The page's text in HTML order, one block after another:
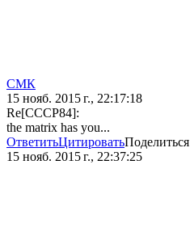
СМК
15 нояб. 2015 г., 22:17:18
Re[CCCP84]:
the matrix has you...
ОтветитьЦитироватьПоделиться
15 нояб. 2015 г., 22:37:25